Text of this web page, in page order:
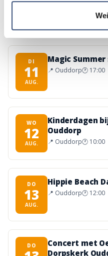
Andere
DI
11
AUG.
Magic
📍 Ouddorp🕐 17:00
WO
12
AUG.
Kinderdagen
Ouddorp
📍 Ouddorp🕐 10:00
DO
13
AUG.
Hippie Beach
📍 Ouddorp🕐 12:00
DO
Concert met
Dorpskerk